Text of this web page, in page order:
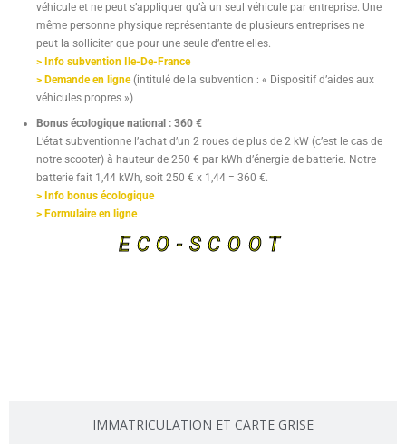
IMMATRICULATION ET CARTE GRISE
véhicule et ne peut s’appliquer qu’à un seul véhicule par entreprise. Une
même personne physique représentante de plusieurs entreprises ne
peut la solliciter que pour une seule d’entre elles.
> Info subvention Ile-De-France
> Demande en ligne(intitulé de la subvention : « Dispositif d’aides aux
véhicules propres »)
Bonus écologique national : 360 €
L’état subventionne l’achat d’un 2 roues de plus de 2 kW (c’est le cas de
notre scooter) à hauteur de 250 € par kWh d’énergie de batterie. Notre
batterie fait 1,44 kWh, soit 250 € x 1,44 = 360 €.
> Info bonus écologique
> Formulaire en ligne
ECO-SCOOT